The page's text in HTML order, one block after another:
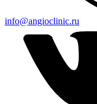
info@angioclinic.ru